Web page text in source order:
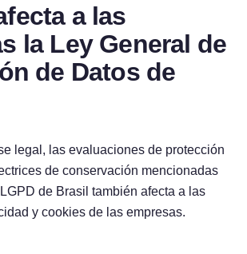
a las
la Ley General de
de Datos de
legal, las evaluaciones de protección
de conservación mencionadas
de Brasil también afecta a las
y cookies de las empresas.